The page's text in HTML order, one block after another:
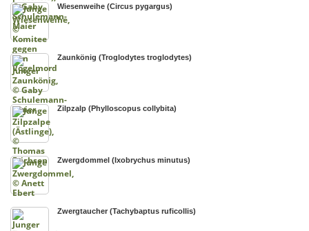
Wiesenweihe (Circus pygargus)
Zaunkönig (Troglodytes troglodytes)
Zilpzalp (Phylloscopus collybita)
Zwergdommel (Ixobrychus minutus)
Zwergtaucher (Tachybaptus ruficollis)